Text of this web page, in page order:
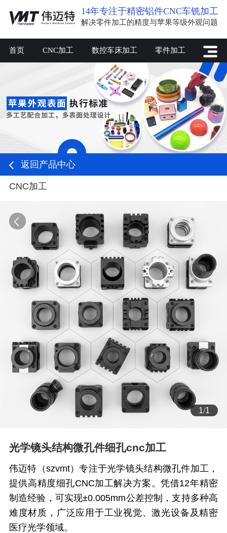
14年专注于精密铝件CNC车铣加工
解决零件加工的精度与苹果等级外观问题
首页 CNC加工 数控车床加工 零件加工
返回产品中心
CNC加工
1/1
光学镜头结构微孔件细孔cnc加工
伟迈特（szvmt）专注于光学镜头结构微孔件加工，
提供高精度细孔CNC加工解决方案。凭借12年精密
制造经验，可实现±0.005mm公差控制，支持多种高
难度材质，广泛应用于工业视觉、激光设备及精密
医疗光学领域。